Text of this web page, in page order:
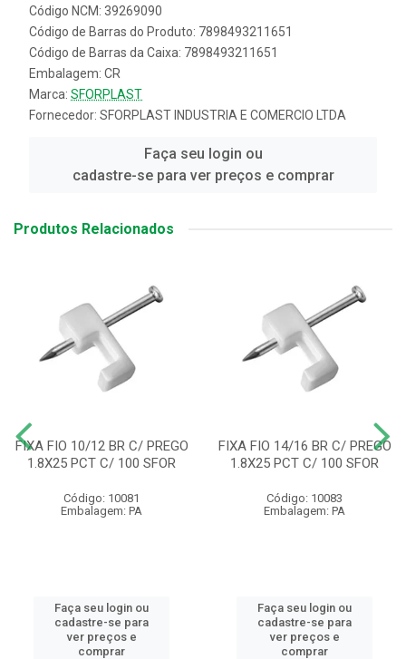
Código NCM: 39269090
Código de Barras do Produto: 7898493211651
Código de Barras da Caixa: 7898493211651
Embalagem: CR
Marca: SFORPLAST
Fornecedor: SFORPLAST INDUSTRIA E COMERCIO LTDA
Faça seu login ou
cadastre-se para ver preços e comprar
Produtos Relacionados
FIXA FIO 10/12 BR C/ PREGO
1.8X25 PCT C/ 100 SFOR
Código: 10081
Embalagem: PA
Faça seu login ou
cadastre-se para
ver preços e
comprar
FIXA FIO 14/16 BR C/ PREGO
1.8X25 PCT C/ 100 SFOR
Código: 10083
Embalagem: PA
Faça seu login ou
cadastre-se para
ver preços e
comprar